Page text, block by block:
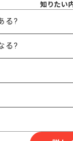
の教育コンテンツに
方へ
キルをお持ちであれば申
知りたい
る?
る?